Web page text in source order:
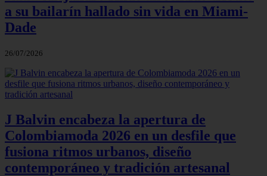
a su bailarín hallado sin vida en Miami-
Dade
26/07/2026
J Balvin encabeza la apertura de
Colombiamoda 2026 en un desfile que
fusiona ritmos urbanos, diseño
contemporáneo y tradición artesanal